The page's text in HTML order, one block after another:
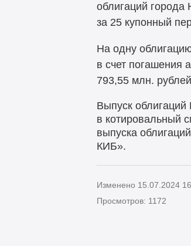
облигаций города
за 25 купонный
На одну
в счет погашения
793,55 млн.
Выпуск
в котировальный
выпуска
КИБ».
Изменено 15.07.2024
Просмотров: 1172